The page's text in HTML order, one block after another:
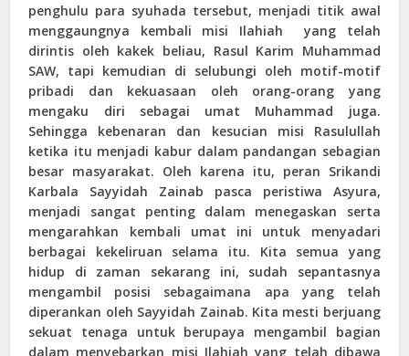
penghulu para syuhada tersebut, menjadi titik awal
menggaungnya kembali misi Ilahiah yang telah
dirintis oleh kakek beliau, Rasul Karim Muhammad
SAW, tapi kemudian di selubungi oleh motif-motif
pribadi dan kekuasaan oleh orang-orang yang
mengaku diri sebagai umat Muhammad juga.
Sehingga kebenaran dan kesucian misi Rasulullah
ketika itu menjadi kabur dalam pandangan sebagian
besar masyarakat. Oleh karena itu, peran Srikandi
Karbala Sayyidah Zainab pasca peristiwa Asyura,
menjadi sangat penting dalam menegaskan serta
mengarahkan kembali umat ini untuk menyadari
berbagai kekeliruan selama itu. Kita semua yang
hidup di zaman sekarang ini, sudah sepantasnya
mengambil posisi sebagaimana apa yang telah
diperankan oleh Sayyidah Zainab. Kita mesti berjuang
sekuat tenaga untuk berupaya mengambil bagian
dalam menyebarkan misi Ilahiah yang telah dibawa